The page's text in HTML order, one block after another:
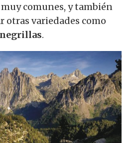
comunes, y también
otras variedades como
.